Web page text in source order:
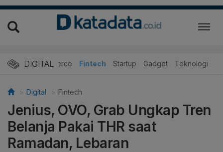
DIGITAL
E-Commerce Fintech Startup Gadget Teknologi
Digital Fintech
Jenius, OVO, Grab Ungkap Tren
Belanja Pakai THR saat
Ramadan, Lebaran